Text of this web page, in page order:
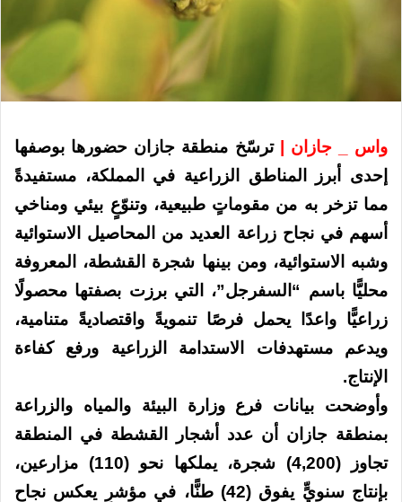
واس _ جازان |ترسّخ منطقة جازان حضورها بوصفها
إحدى أبرز المناطق الزراعية في المملكة، مستفيدةً
مما تزخر به من مقوماتٍ طبيعية، وتنوّعٍ بيئي ومناخي
أسهم في نجاح زراعة العديد من المحاصيل الاستوائية
وشبه الاستوائية، ومن بينها شجرة القشطة، المعروفة
محليًّا باسم “السفرجل”، التي برزت بصفتها محصولًا
زراعيًّا واعدًا يحمل فرصًا تنمويةً واقتصاديةً متنامية،
ويدعم مستهدفات الاستدامة الزراعية ورفع كفاءة
الإنتاج.
وأوضحت بيانات فرع وزارة البيئة والمياه والزراعة
بمنطقة جازان أن عدد أشجار القشطة في المنطقة
تجاوز (4,200) شجرة، يملكها نحو (110) مزارعين،
بإنتاجٍ سنويٍّ يفوق (42) طنًّا، في مؤشرٍ يعكس نجاح